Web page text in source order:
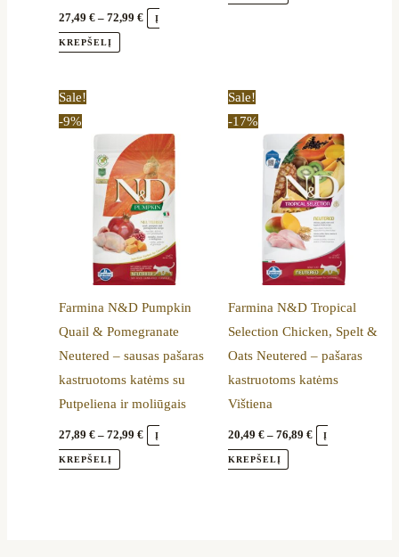
27,49€ – 72,99€ Į
KREPŠELĮ
Sale!
-9%
Farmina N&D Pumpkin
Quail & Pomegranate
Neutered – sausas pašaras
kastruotoms katėms su
Putpeliena ir moliūgais
27,89€ – 72,99€
through
72,99 €
Į
KREPŠELĮ
has
multiple
variants.
The
options
may
be
chosen
on
the
product
page
Sale!
-17%
Farmina N&D Tropical
Selection Chicken, Spelt &
Oats Neutered – pašaras
kastruotoms katėms
Vištiena
20,49 € – 76,89 €
through
76,89 €
Į
KREPŠELĮ
has
multiple
variants.
The
options
may
be
chosen
on
the
product